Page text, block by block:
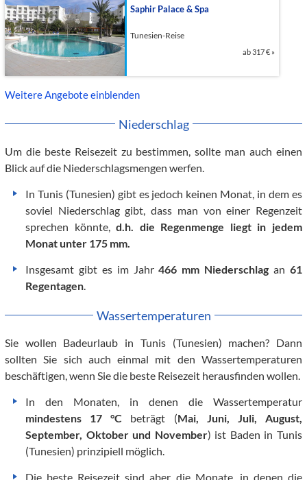
Saphir Palace & Spa
Tunesien-Reise
ab317 € »
Weitere Angebote einblenden
Niederschlag
Um die beste Reisezeit zu bestimmen, sollte man auch einen
Blick auf die Niederschlagsmengen werfen.
In Tunis (Tunesien) gibt es jedoch keinen Monat, in dem es
soviel Niederschlag gibt, dass man von einer Regenzeit
sprechen könnte,d.h. die Regenmenge liegt in jedem
Monat unter 175 mm.
Insgesamt gibt es im Jahr466 mm Niederschlag an61
Regentagen.
Wassertemperaturen
Sie wollen Badeurlaub in Tunis (Tunesien) machen? Dann
sollten Sie sich auch einmal mit den Wassertemperaturen
beschäftigen, wenn Sie die beste Reisezeit herausfinden wollen.
In den Monaten, in denen die Wassertemperatur
mindestens 17 °C beträgt (Mai, Juni, Juli, August,
September, Oktober und November) ist Baden in Tunis
(Tunesien) prinzipiell möglich.
Die beste Reisezeit sind aber die Monate, in denen die